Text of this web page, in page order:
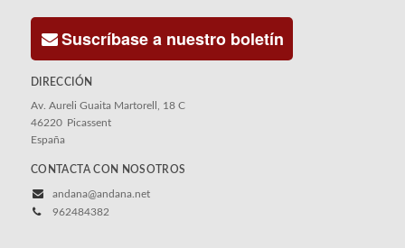
Suscríbase a nuestro boletín
DIRECCIÓN
Av. Aureli Guaita Martorell, 18 C
46220 Picassent
España
CONTACTA CON NOSOTROS
andana@andana.net
962484382